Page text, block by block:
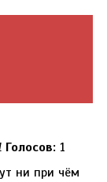
Голосов: 1
чём